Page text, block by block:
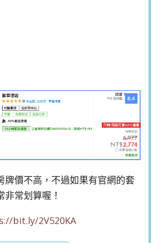
牌價不高，不過如果有官網的套
常划算喔！
bit.ly/2V520KA